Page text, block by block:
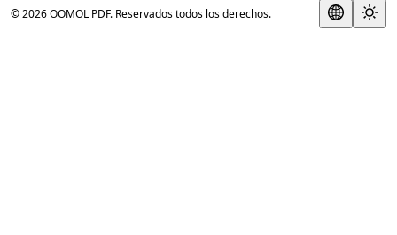
© 2026 OOMOL PDF. Reservados todos los derechos.